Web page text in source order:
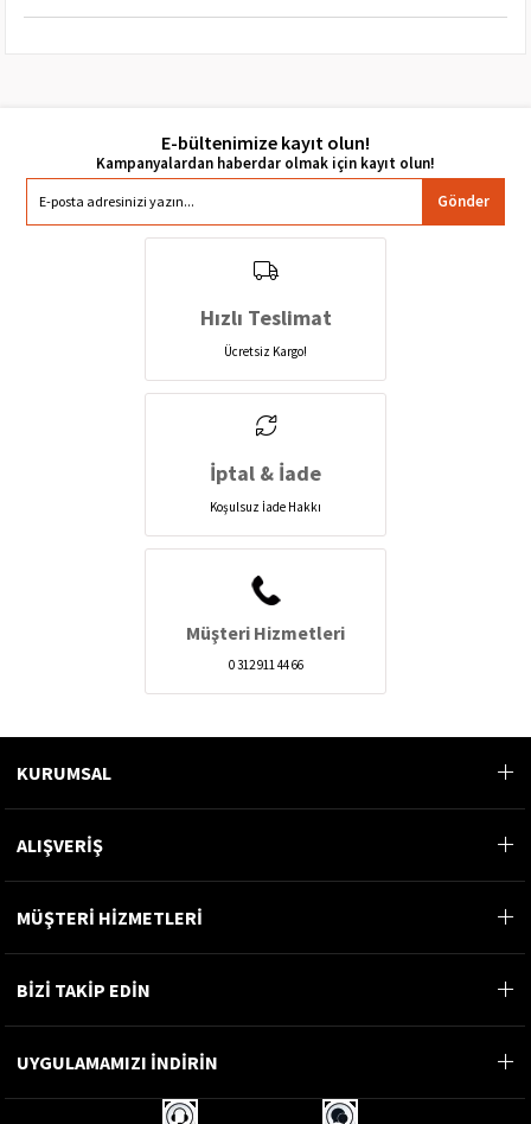
E-bültenimize kayıt olun!
Gönder
Hızlı Teslimat
Ücretsiz Kargo!
İptal & İade
Koşulsuz İade Hakkı
Müşteri Hizmetleri
0 312 911 44 66
KURUMSAL
ALIŞVERİŞ
MÜŞTERİ HİZMETLERİ
BİZİ TAKİP EDİN
UYGULAMAMIZI İNDİRİN